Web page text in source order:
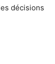
décisions